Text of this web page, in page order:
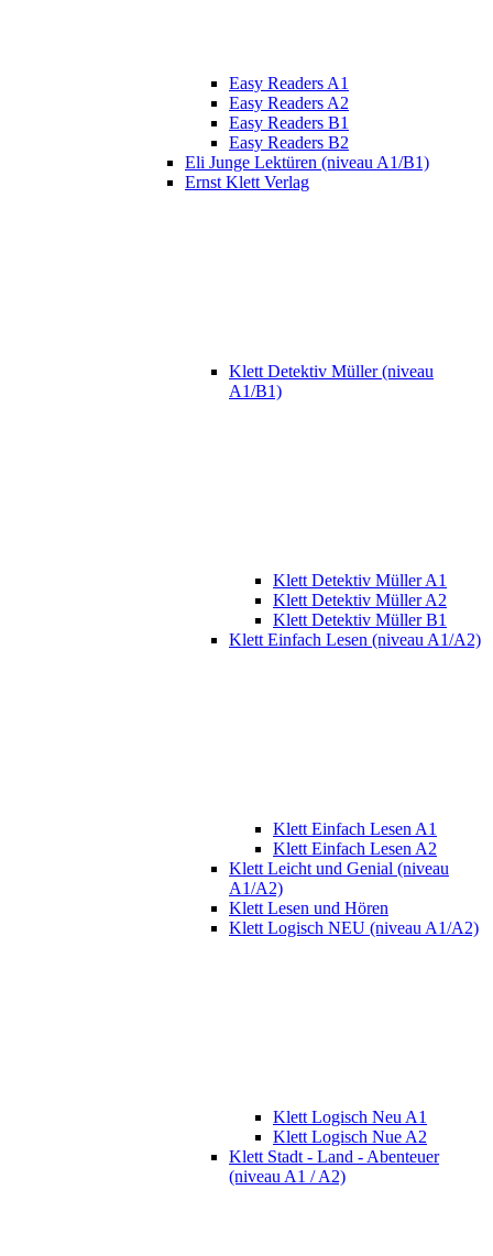
Easy Readers A1
Easy Readers A2
Easy Readers B1
Easy Readers B2
Eli Junge Lektüren (niveau A1/B1)
Ernst Klett Verlag
Klett Detektiv Müller (niveau
A1/B1)
Klett Detektiv Müller A1
Klett Detektiv Müller A2
Klett Detektiv Müller B1
Klett Einfach Lesen (niveau A1/A2)
Klett Einfach Lesen A1
Klett Einfach Lesen A2
Klett Leicht und Genial (niveau
A1/A2)
Klett Lesen und Hören
Klett Logisch NEU (niveau A1/A2)
Klett Logisch Neu A1
Klett Logisch Nue A2
Klett Stadt - Land - Abenteuer
(niveau A1 / A2)